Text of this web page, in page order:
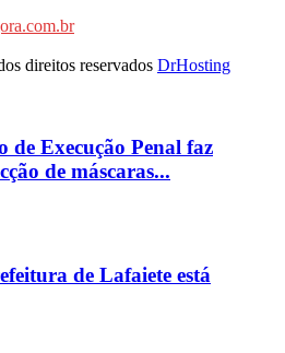
direitos reservados DrHosting
de Execução Penal faz
de máscaras...
de Lafaiete está